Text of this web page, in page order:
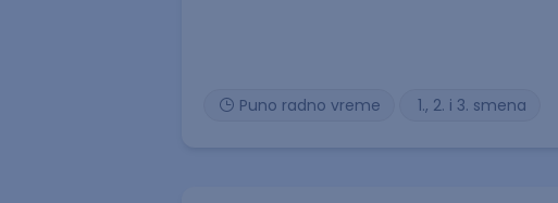
1., 2. i 3. smena
Puno radno vreme